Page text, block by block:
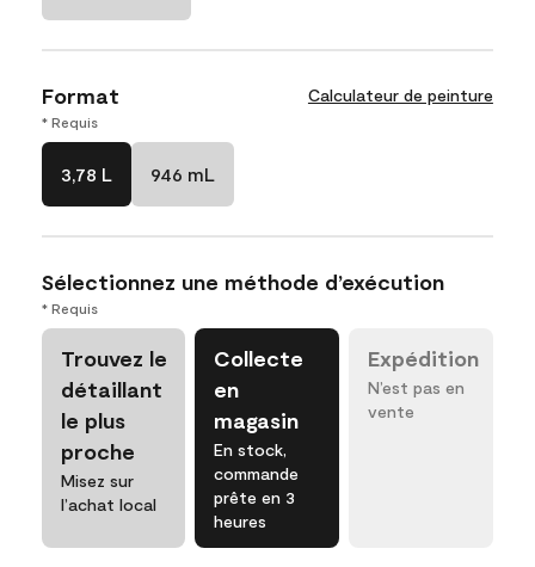
Format Calculateur de peinture
* Requis
3,78 L 946 mL
Sélectionnez une méthode d’exécution
* Requis
Trouvez le
détaillant
le plus
proche
Misez sur
l’achat local
Collecte
en
magasin
En stock,
commande
prête en 3
heures
Expédition
N’est pas en
vente